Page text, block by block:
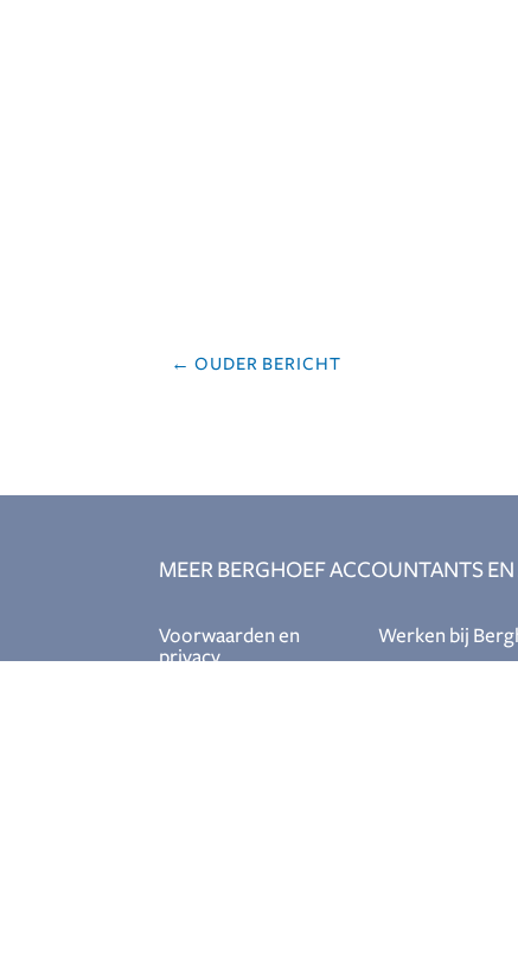
←OUDER BERICHT
MEER BERGHOEF ACCOUNTANTS
Voorwaarden en
privacy
Werken bij